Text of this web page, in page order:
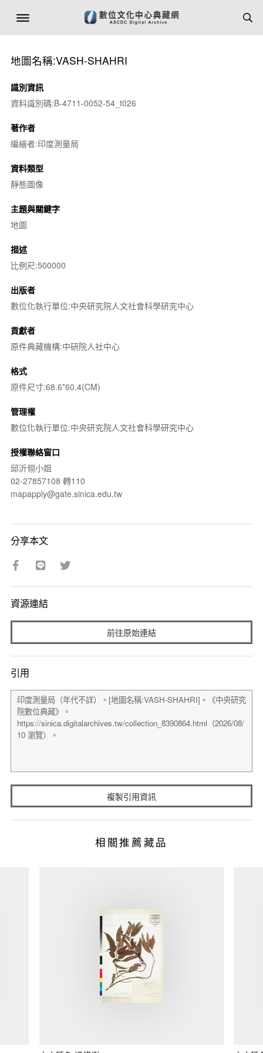
地圖名稱:VASH-SHAHRI
識別資訊
資料識別碼:B-4711-0052-54_t026
著作者
編繪者:印度測量局
資料類型
靜態圖像
主題與關鍵字
地圖
描述
比例尺:500000
出版者
數位化執行單位:中央研究院人文社會科學研究中心
貢獻者
原件典藏機構:中研院人社中心
格式
原件尺寸:68.6*60.4(CM)
管理權
數位化執行單位:中央研究院人文社會科學研究中心
授權聯絡窗口
邱沂翎小姐
02-27857108 轉110
mapapply@gate.sinica.edu.tw
分享本文
資源連結
前往原始連結
引用
複製引用資訊
相關推薦藏品